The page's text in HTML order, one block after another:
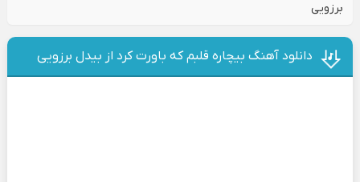
برزویی
دانلود آهنگ بیچاره قلبم که باورت کرد از بیدل برزویی